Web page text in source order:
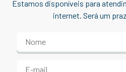
Estamos disponíveis para
internet. Será um